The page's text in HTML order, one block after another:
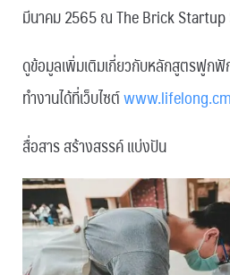
มีนาคม 2565 ณ The Brick Startup
ดูข้อมูลเพิ่มเติมเกี่ยวกับหลักสูตรฟูกฟั
ทำงานได้ที่เว็บไซต์
สื่อสาร สร้างสรรค์ แบ่งปัน